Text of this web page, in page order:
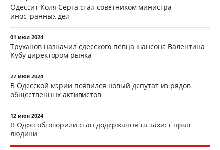
Одессит Коля Серга стал советником министра
иностранных дел
01 июл 2024
Труханов назначил одесского певца шансона Валентина
Кубу директором рынка
27 июн 2024
В Одесской мэрии появился новый депутат из рядов
общественных активистов
12 июн 2024
В Одесі обговорили стан додержання та захист прав
людини